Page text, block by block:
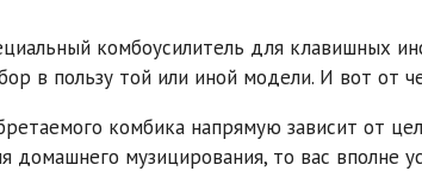
комбоусилитель для клавишных
в пользу той или иной модели. И вот от
комбика напрямую зависит от
домашнего музицирования, то вас